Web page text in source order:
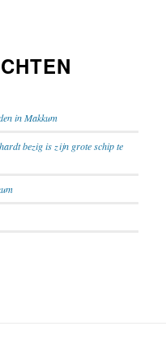
in Makkum
bezig is zijn grote schip te